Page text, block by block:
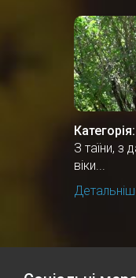
Категорія:
З таїни, з
віки...